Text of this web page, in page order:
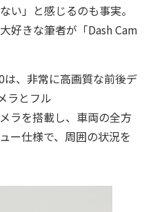
い」と感じるのも事実。
好きな筆者が「Dash Cam
、非常に高画質な前後デ
ラとフル
ラを搭載し、車両の全方
ー仕様で、周囲の状況を